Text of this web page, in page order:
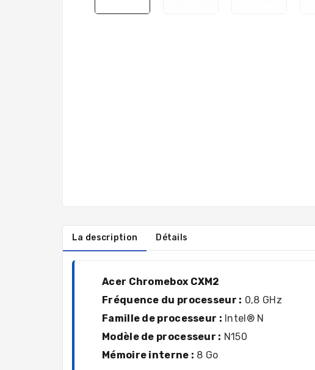
La description Détails
Acer Chromebox CXM2
Fréquence du processeur : 0,8 GHz
Famille de processeur : Intel® N
Modèle de processeur : N150
Mémoire interne : 8 Go